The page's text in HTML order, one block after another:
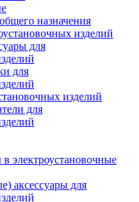
назначения
изделий
для
для
изделий
для
электроустановочные
аксессуары для